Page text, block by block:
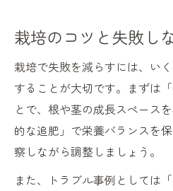
栽培のコツと失敗し
栽培で失敗を減らすには、い
することが大切です。まずは
とで、根や茎の成長スペース
的な追肥」で栄養バランスを
察しながら調整しましょう。
また、トラブル事例としては